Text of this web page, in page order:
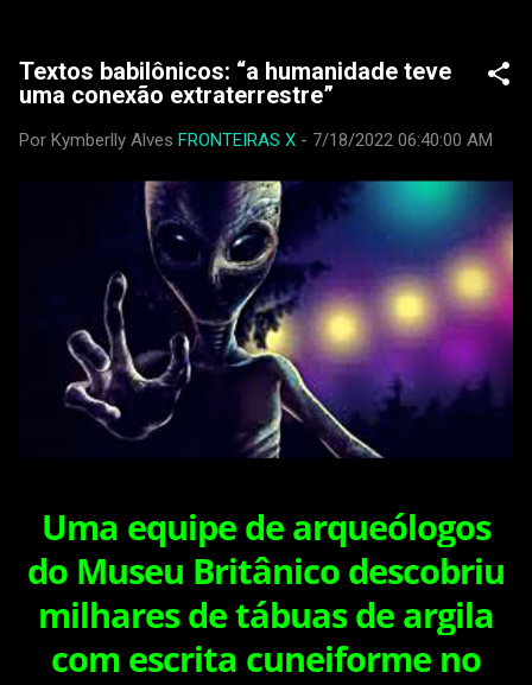
peças para a Boeing, chamada Spirit AeroSystems. Ele perdeu
o emprego em abril de 2023. Duas semanas atrás, ele teve
dificuldade para respirar e teve que ir ao hospital. Sua saúde
Ele também pegou pneumonia e uma infecção bacteriana
grave chamada MRSA. Os médicos descobriram que ele
também teve um derrame. Dean tinha os mesmos advogados
de outra pessoa...
Textos babilônicos: “a humanidade teve
uma conexão extraterrestre”
Por Kymberlly Alves FRONTEIRAS X - 7/18/2022 06:40:00 AM
Uma equipe de arqueólogos
do Museu Britânico descobriu
milhares de tábuas de argila
com escrita cuneiforme no